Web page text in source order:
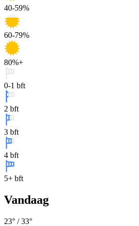
40-59%
60-79%
80%+
0-1 bft
2 bft
3 bft
4 bft
5+ bft
Vandaag
23° /33°